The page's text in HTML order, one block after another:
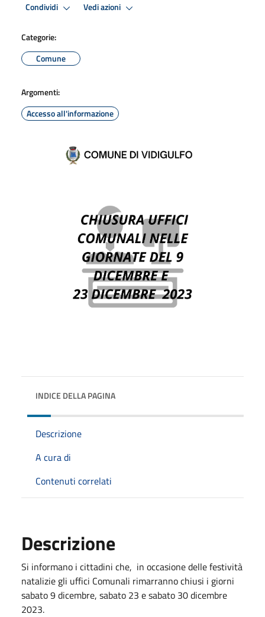
Condividi Vedi azioni
Categorie:
Comune
Argomenti:
Accesso all'informazione
INDICE DELLA PAGINA
Descrizione
A cura di
Contenuti correlati
Descrizione
Si informano i cittadini che, in occasione delle festività
natalizie gli uffici Comunali rimarranno chiusi i giorni
sabato 9 dicembre, sabato 23 e sabato 30 dicembre
2023.